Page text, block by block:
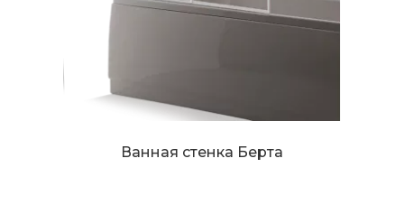
Ванная стенка Берта